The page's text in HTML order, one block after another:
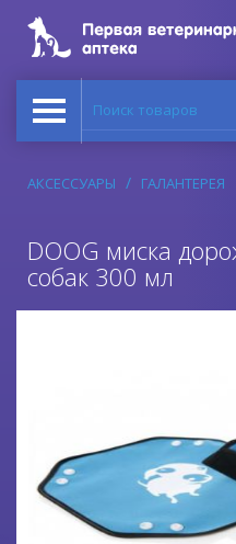
Поиск товаров
АКСЕССУАРЫ ГАЛАНТЕРЕЯ
DOOG миска
собак 300 мл